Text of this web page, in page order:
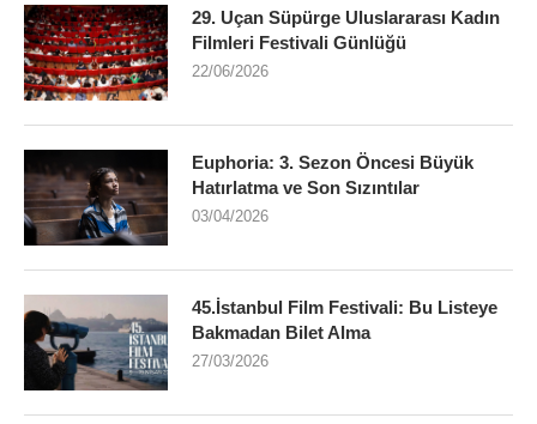
29. Uçan Süpürge Uluslararası Kadın
Filmleri Festivali Günlüğü
22/06/2026
Euphoria: 3. Sezon Öncesi Büyük
Hatırlatma ve Son Sızıntılar
03/04/2026
45.İstanbul Film Festivali: Bu Listeye
Bakmadan Bilet Alma
27/03/2026